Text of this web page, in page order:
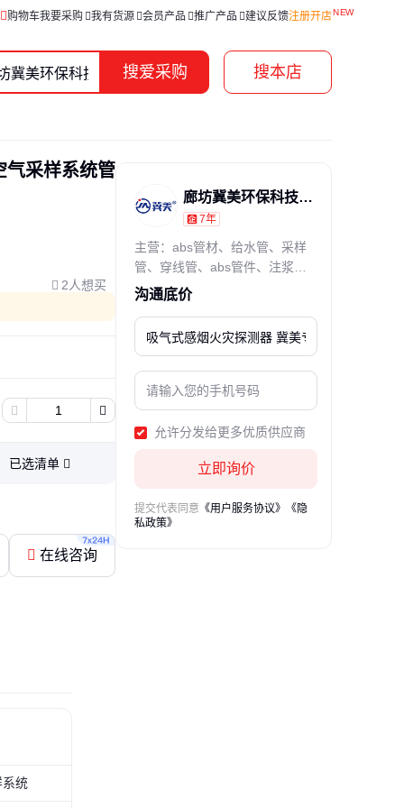
购物车我要采购 我有货源 会员产品 推广产品 建议反馈注册开店
搜爱采购 搜本店
气采样系统管
2人想买
已选清单
在线咨询
廊坊冀美环保科技有限公司
7年
主营：abs管材、给水管、采样
管、穿线管、abs管件、注浆塑
料管
沟通底价
允许分发给更多优质供应商
立即询价
提交代表同意 《用户服务协议》
《隐
私政策》
统